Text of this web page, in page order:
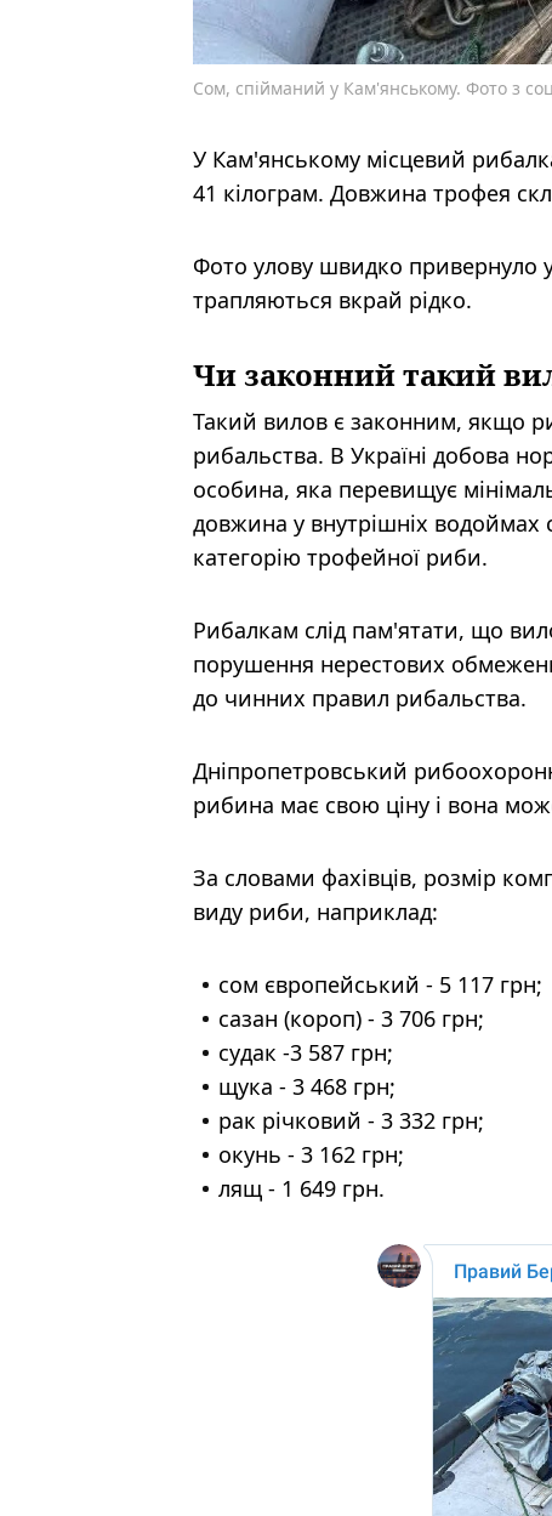
Сом, спійманий у Кам'янському. Фото з
У Кам'янському місцевий
41 кілограм. Довжина трофея
Фото улову швидко привернуло
трапляються вкрай рідко.
Чи законний такий
Такий вилов є законним, якщо
рибальства. В Україні добова
особина, яка перевищує
довжина у внутрішніх водоймах
категорію трофейної риби.
Рибалкам слід пам'ятати, що
порушення нерестових
до чинних правил рибальства.
Дніпропетровський
рибина має свою ціну і вона
За словами фахівців, розмір
виду риби, наприклад:
сом європейський - 5 117 грн;
сазан (короп) - 3 706 грн;
судак -3 587 грн;
щука - 3 468 грн;
рак річковий - 3 332 грн;
окунь - 3 162 грн;
лящ - 1 649 грн.